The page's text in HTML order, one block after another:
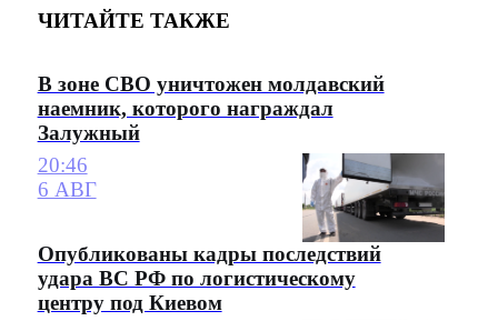
ЧИТАЙТЕ ТАКЖЕ
В зоне СВО уничтожен молдавский
наемник, которого награждал
Залужный
20:46
6 АВГ
Опубликованы кадры последствий
удара ВС РФ по логистическому
центру под Киевом